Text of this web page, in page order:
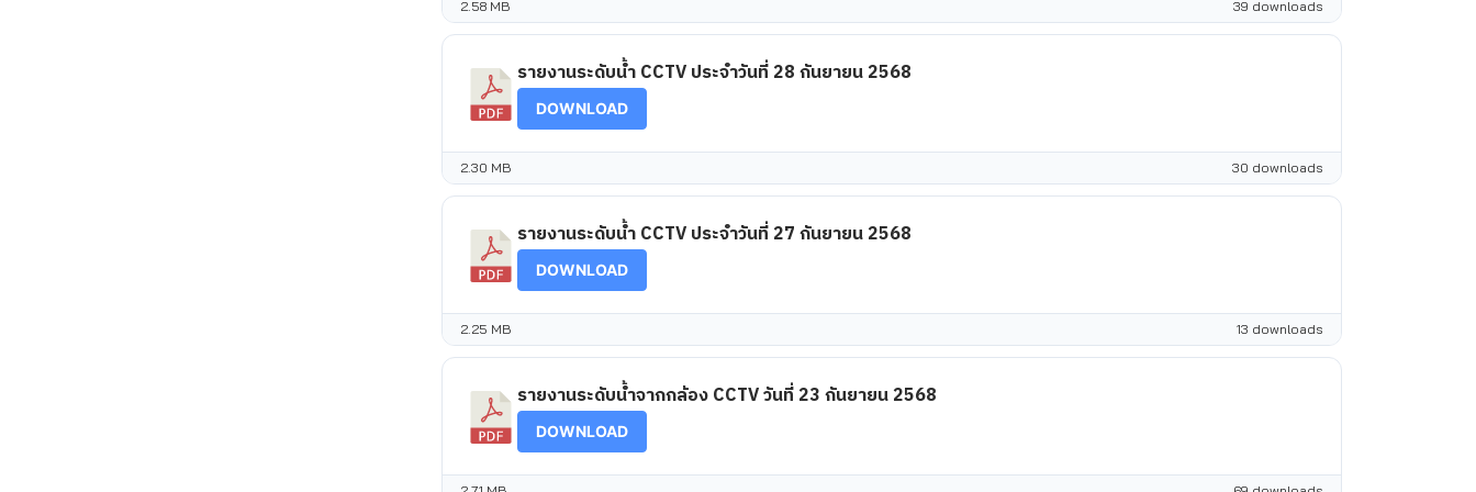
39 downloads
2.58 MB
รายงานระดับน้ำ CCTV ประจำวันที่ 28 กันยายน 2568
DOWNLOAD
30 downloads
2.30 MB
รายงานระดับน้ำ CCTV ประจำวันที่ 27 กันยายน 2568
DOWNLOAD
13 downloads
2.25 MB
รายงานระดับน้ำจากกล้อง CCTV วันที่ 23 กันยายน 2568
DOWNLOAD